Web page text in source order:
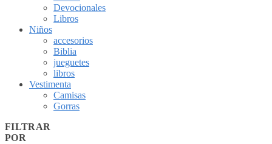
Devocionales
Libros
Niños
accesorios
Biblia
jueguetes
libros
Vestimenta
Camisas
Gorras
FILTRAR
POR